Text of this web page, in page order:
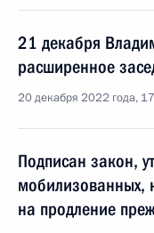
21 декабря
расширенное
20 декабря 2022 года,
Подписан закон,
мобилизованных,
на продление